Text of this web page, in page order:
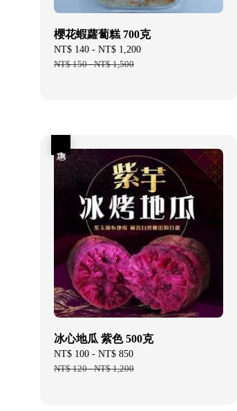
櫻花蝦蘿蔔糕 700克
Sale
price
NT$ 140 - NT$ 1,200
NT$ 150-NT$ 1,500
冰心地瓜 紫色 500克
Sale
price
NT$ 100 - NT$ 850
NT$ 120-NT$ 1,200